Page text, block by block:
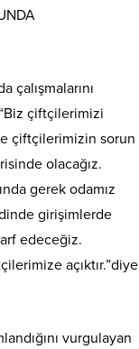
çiftçilerimizi
çiftçilerimizin sorun
olacağız.
gerek odamız
girişimlerde
edeceğiz.
açıktır.”diye
vurgulayan